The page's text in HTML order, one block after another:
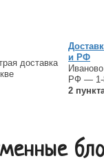
и РФ
РФ — 1-
2